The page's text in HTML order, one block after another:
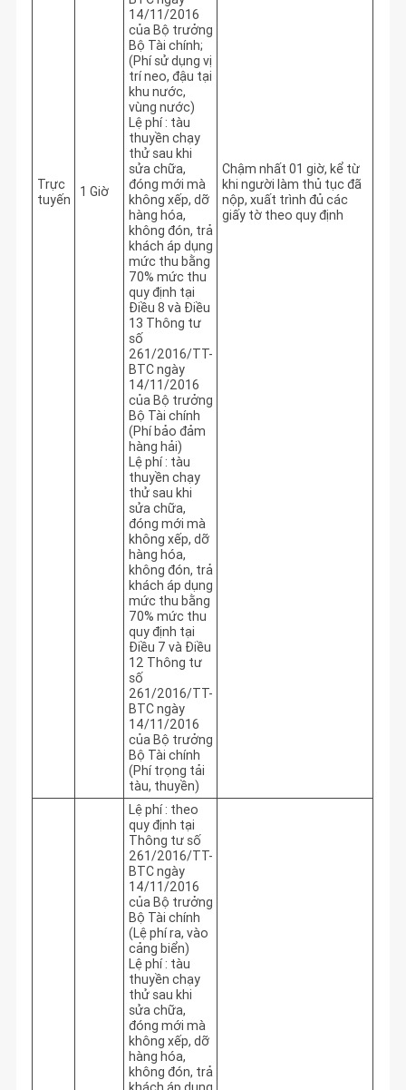
Trực
tuyến
1 Giờ
14/11/2016
của Bộ trưởng
Bộ Tài chính;
(Phí sử dụng vị
trí neo, đậu tại
khu nước,
vùng nước)
Lệ phí : tàu
thuyền chạy
thử sau khi
sửa chữa,
đóng mới mà
không xếp, dỡ
hàng hóa,
không đón, trả
khách áp dụng
mức thu bằng
70% mức thu
quy định tại
Điều 8 và Điều
13 Thông tư
số
261/2016/TT-
BTC ngày
14/11/2016
của Bộ trưởng
Bộ Tài chính
(Phí bảo đảm
hàng hải)
Lệ phí : tàu
thuyền chạy
thử sau khi
sửa chữa,
đóng mới mà
không xếp, dỡ
hàng hóa,
không đón, trả
khách áp dụng
mức thu bằng
70% mức thu
quy định tại
Điều 7 và Điều
12 Thông tư
số
261/2016/TT-
BTC ngày
14/11/2016
của Bộ trưởng
Bộ Tài chính
(Phí trọng tải
tàu, thuyền)
Chậm nhất 01 giờ, kể từ
khi người làm thủ tục đã
nộp, xuất trình đủ các
giấy tờ theo quy định
Lệ phí : theo
quy định tại
Thông tư số
261/2016/TT-
BTC ngày
14/11/2016
của Bộ trưởng
Bộ Tài chính
(Lệ phí ra, vào
cảng biển)
Lệ phí : tàu
thuyền chạy
thử sau khi
sửa chữa,
đóng mới mà
không xếp, dỡ
hàng hóa,
không đón, trả